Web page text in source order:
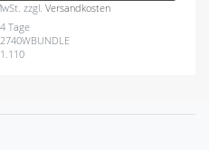
zzgl.Versandkosten
Tage